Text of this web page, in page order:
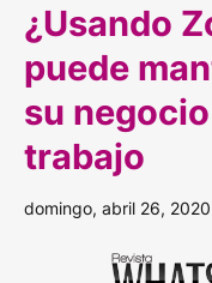
¿Usando
puede
su
trabajo
domingo, abril 26, 2020